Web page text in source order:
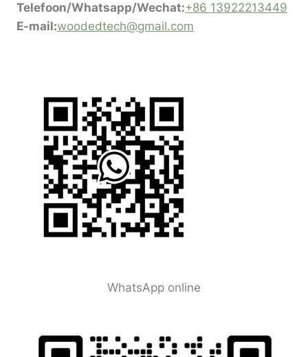
Telefoon/Whatsapp/Wechat:+86 13922213449
E-mail:woodedtech@gmail.com
WhatsApp online